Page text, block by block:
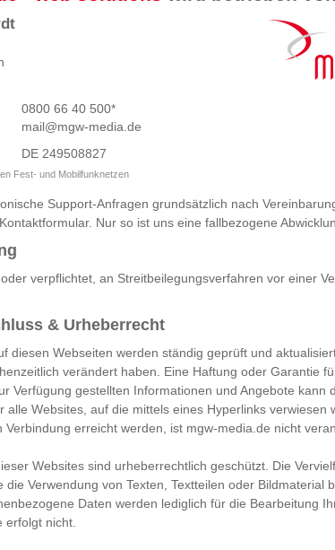
0800 66 40 500*
mail@mgw-media.de
DE 249508827
Fest- und Mobilfunknetzen
Support-Anfragen grundsätzlich nach
Nur so ist uns eine fallbezogene
verpflichtet, an Streitbeilegungsverfahren vor einer
& Urheberrecht
diesen Webseiten werden ständig geprüft und
verändert haben. Eine Haftung oder Garantie
Verfügung gestellten Informationen und Angebote kann
alle Websites, auf die mittels eines Hyperlinks verwiesen
Verbindung erreicht werden, ist mgw-media.de nicht
Websites sind urheberrechtlich geschützt. Die
die Verwendung von Texten, Textteilen oder Bildmaterial
Daten werden lediglich für die Bearbeitung
erfolgt nicht.